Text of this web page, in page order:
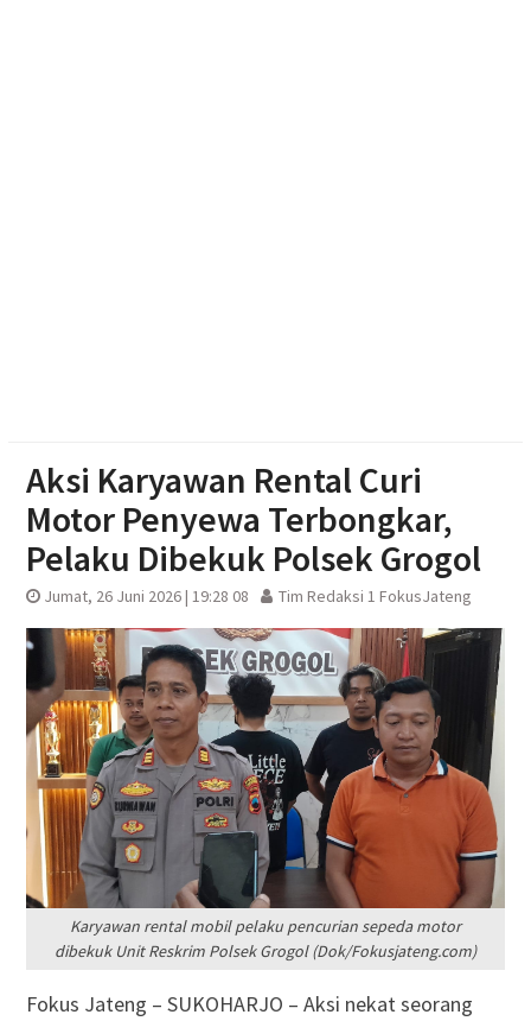
Aksi Karyawan Rental Curi
Motor Penyewa Terbongkar,
Pelaku Dibekuk Polsek Grogol
Jumat, 26 Juni 2026 | 19:28 08 Tim Redaksi 1 FokusJateng
Karyawan rental mobil pelaku pencurian sepeda motor
dibekuk Unit Reskrim Polsek Grogol (Dok/Fokusjateng.com)
Fokus Jateng – SUKOHARJO – Aksi nekat seorang